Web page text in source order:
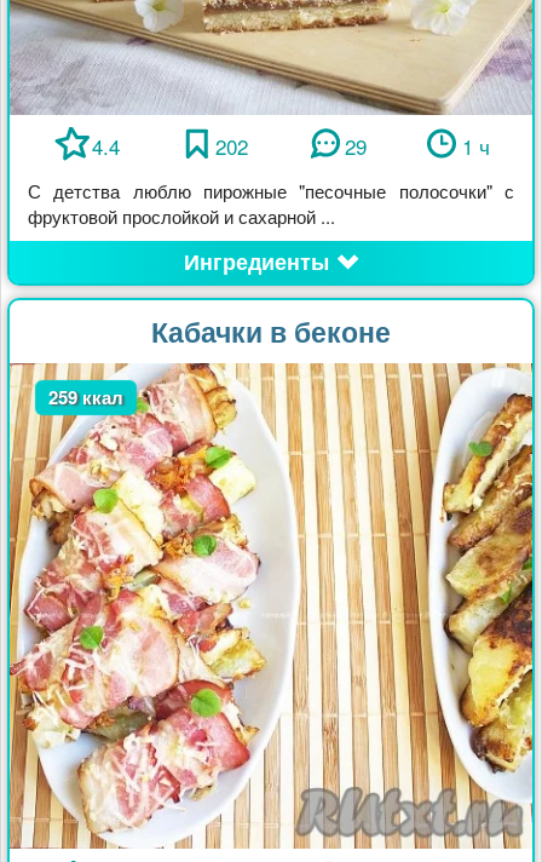
4.4 202 29 1 ч
С детства люблю пирожные "песочные полосочки" с
фруктовой прослойкой и сахарной ...
Ингредиенты
Кабачки в беконе
259 ккал